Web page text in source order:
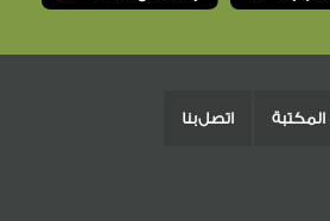
المكتبة اتصل بنا